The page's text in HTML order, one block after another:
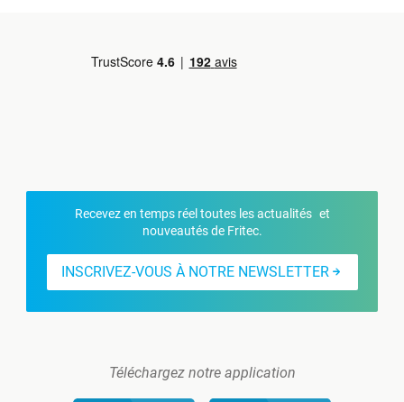
Recevez en temps réel toutes les actualités et
nouveautés de Fritec.
INSCRIVEZ-VOUS À NOTRE NEWSLETTER
Téléchargez notre application